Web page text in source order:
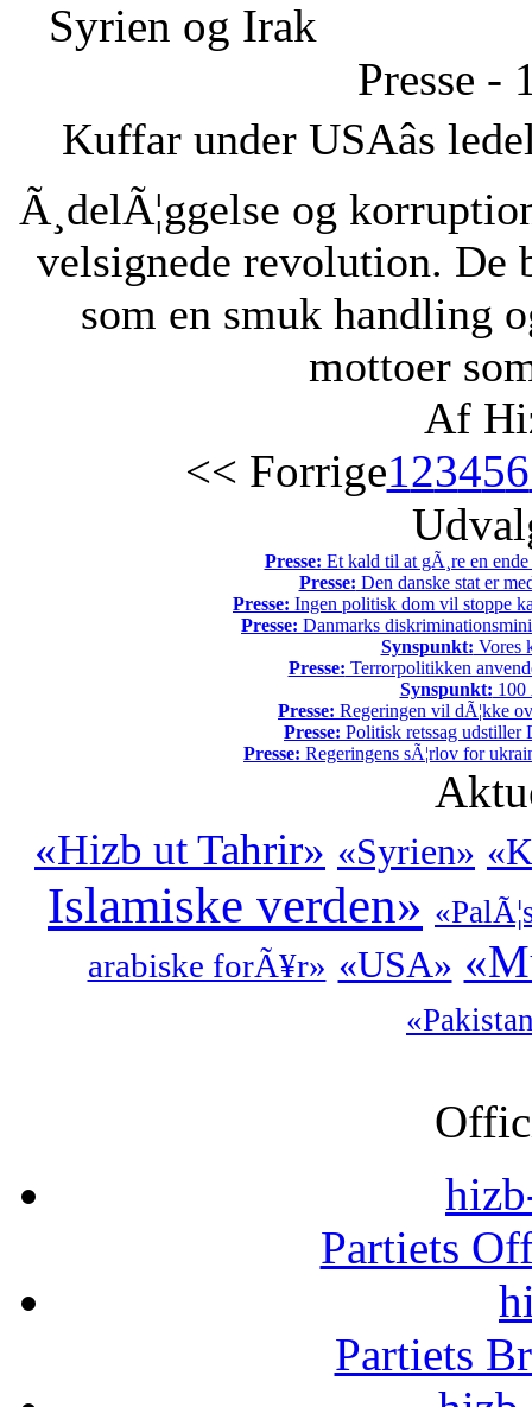
Syrien og Irak
Presse -
Kuffar under USAâs
Ã¸delÃ¦ggelse og
velsignede revolution. De
som en smuk handling
mottoer
Af
<< Forrige123456
Presse: Et kald til at gÃ¸re en
Presse: Den danske stat er
Presse: Ingen politisk dom vil stoppe
Presse: Danmarks
Synspunkt: Vores
Presse: Terrorpolitikken
Synspunkt: 100
Presse: Regeringen vil dÃ¦kke
Presse: Politisk retssag udstiller
Presse: Regeringens sÃ¦rlov for
«Hizb ut Tahrir» «Syrien»
Islamiske verden»
arabiske forÃ¥r» «USA»
Partiets
Partiets